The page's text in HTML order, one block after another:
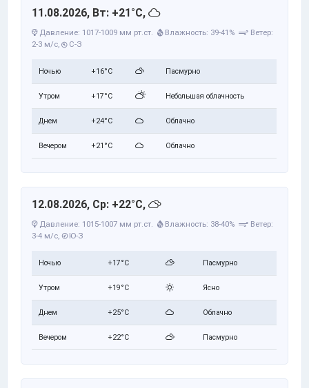
11.08.2026, Вт: +21°C,
Давление: 1017-1009 мм рт.ст. Влажность: 39-41%
Ветер:
2-3 м/с, С-З
Ночью +16°C Пасмурно
Утром +17°C Небольшая облачность
Днем +24°C Облачно
Вечером +21°C Облачно
12.08.2026, Ср: +22°C,
Давление: 1015-1007 мм рт.ст. Влажность: 38-40%
Ветер:
3-4 м/с, Ю-З
Ночью +17°C Пасмурно
Утром +19°C Ясно
Днем +25°C Облачно
Вечером +22°C Пасмурно